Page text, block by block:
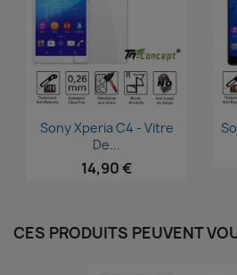
Aperçu rapide
Sony Xperia C4 - Vitre
De...
14,90 €
CES PRODUITS PEUVENT